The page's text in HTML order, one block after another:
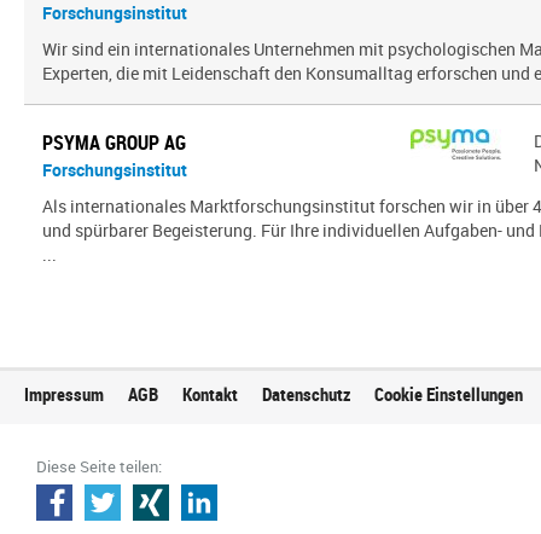
Forschungsinstitut
Wir sind ein inter­na­tio­nales Unternehmen mit psy­cho­lo­gi­schen
Experten, die mit Leidenschaft den Konsumalltag erfor­schen und
PSYMA GROUP AG
Forschungsinstitut
Als internationales Marktforschungsinstitut forschen wir in über
und spürbarer Begeisterung. Für Ihre individuellen Aufgaben-
...
Impressum AGB Kontakt Datenschutz Cookie Einstellungen
Diese Seite teilen: